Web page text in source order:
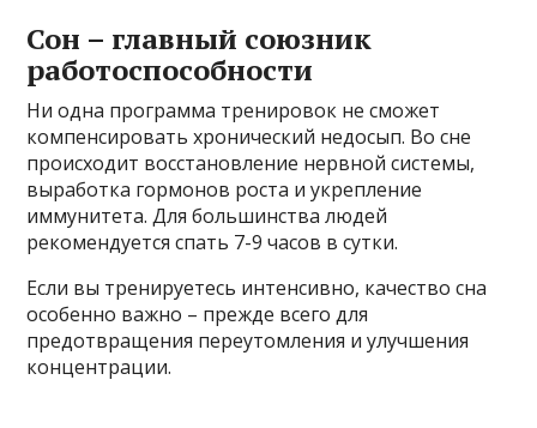
Сон – главный союзник
работоспособности
Ни одна программа тренировок не сможет
компенсировать хронический недосып. Во сне
происходит восстановление нервной системы,
выработка гормонов роста и укрепление
иммунитета. Для большинства людей
рекомендуется спать 7-9 часов в сутки.
Если вы тренируетесь интенсивно, качество сна
особенно важно – прежде всего для
предотвращения переутомления и улучшения
концентрации.